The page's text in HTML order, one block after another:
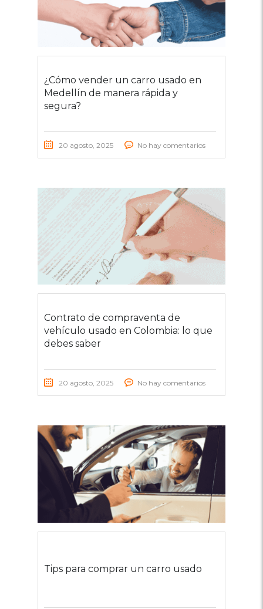
¿Cómo vender un carro usado en
Medellín de manera rápida y
segura?
20 agosto, 2025 No hay comentarios
Contrato de compraventa de
vehículo usado en Colombia: lo que
debes saber
20 agosto, 2025 No hay comentarios
Tips para comprar un carro usado